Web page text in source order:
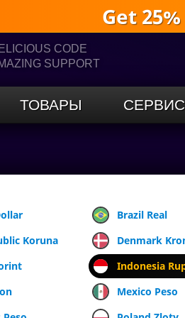
Get
CODE
SUPPORT
ТОВАРЫ
Brazil Real
Koruna
Denmark
Indonesia
Mexico Peso